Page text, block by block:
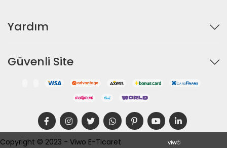
Yardım
Güvenli Site
Copyright © 2023 - Viwo E-Ticaret